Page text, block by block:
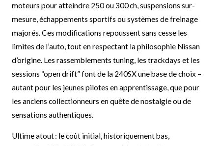
moteurs pour atteindre 250 ou 300 ch, suspensions sur-
mesure, échappements sportifs ou systèmes de freinage
majorés. Ces modifications repoussent sans cesse les
limites de l’auto, tout en respectant la philosophie Nissan
d’origine. Les rassemblements tuning, les trackdays et les
sessions “open drift” font de la 240SX une base de choix –
autant pour les jeunes pilotes en apprentissage, que pour
les anciens collectionneurs en quête de nostalgie ou de
sensations authentiques.
Ultime atout : le coût initial, historiquement bas,